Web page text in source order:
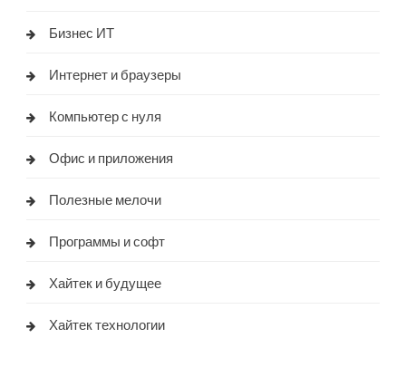
Бизнес ИТ
Интернет и браузеры
Компьютер с нуля
Офис и приложения
Полезные мелочи
Программы и софт
Хайтек и будущее
Хайтек технологии